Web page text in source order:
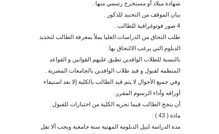
شهادة ميلاد أو مستخرج رسمي منها .
بيان الموقف من التجنيد للذكور .
4 صور فوتوغرافية للطالب .
طلب التحاق من الدراسات العليا يملأ بمعرفة الطالب لتحديد
الدبلوم التي يرغب الالتحاق بها.
بالنسبة للطلاب الوافدين تطبق عليهم القوانين و القواعد
المنظمة لقبول و قيد طلاب الوافدين بالجامعات المصرية .
وفي جميع الأحوال لا يتم قيد الطالب بالكلية إلا بعد استيفاء
أوراقه وأداء الرسوم المقرر.
أن ينجح الطالب فيما تجريه الكلية من اختبارات للقبول .
مادة ( 43 ) :
مدة الدراسة لنيل الدبلومة المهنية سنة جامعية ويجب ألا تقل